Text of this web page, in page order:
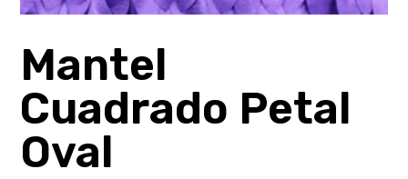
Mantel
Cuadrado Petal
Oval